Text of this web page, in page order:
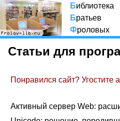
Библиотека
Братьев
Фроловых
Статьи для
Понравился сайт? Угостите
Активный сервер Web: